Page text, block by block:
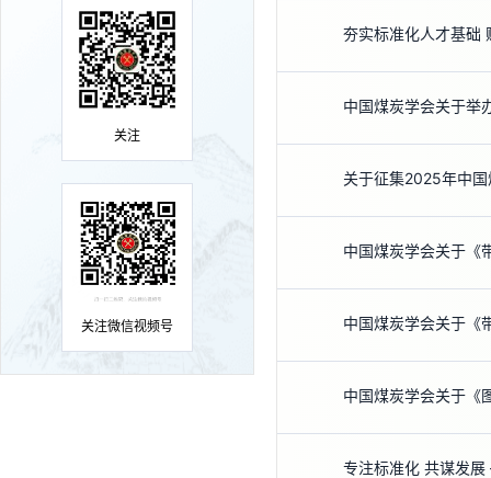
关注
关注微信视频号
关于征集2025年中
中国煤炭学会关于《
中国煤炭学会关于《
专注标准化 共谋发